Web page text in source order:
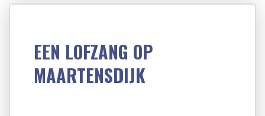
EEN LOFZANG OP
MAARTENSDIJK